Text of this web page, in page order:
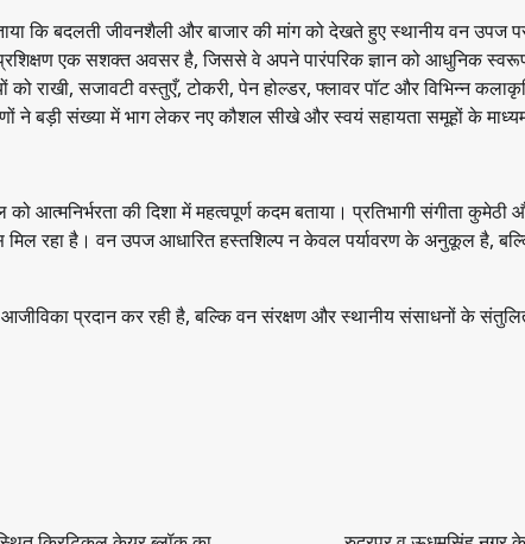
कि बदलती जीवनशैली और बाजार की मांग को देखते हुए स्थानीय वन उपज
एक सशक्त अवसर है, जिससे वे अपने पारंपरिक ज्ञान को आधुनिक
को राखी, सजावटी वस्तुएँ, टोकरी, पेन होल्डर, फ्लावर पॉट और विभिन्न
ने बड़ी संख्या में भाग लेकर नए कौशल सीखे और स्वयं सहायता समूहों के
आत्मनिर्भरता की दिशा में महत्वपूर्ण कदम बताया। प्रतिभागी संगीता
मिल रहा है। वन उपज आधारित हस्तशिल्प न केवल पर्यावरण के अनुकूल है,
प्रदान कर रही है, बल्कि वन संरक्षण और स्थानीय संसाधनों के